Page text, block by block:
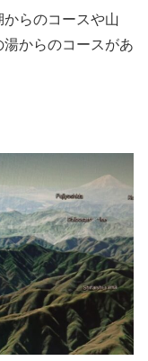
らのコースや山
からのコースがあ